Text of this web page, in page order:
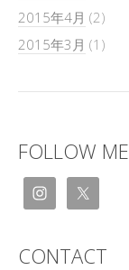
2015年4月 (2)
2015年3月 (1)
FOLLOW ME
CONTACT